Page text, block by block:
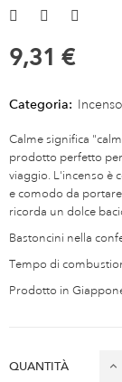
9,31 €
Categoria: Incenso
Calme significa
prodotto perfetto
viaggio. L'incenso è
e comodo da
ricorda un dolce
Bastoncini nella
Tempo di
Prodotto in
QUANTITÀ